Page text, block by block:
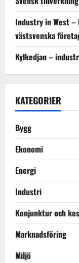
Industry in West
västsvenska
Kylkedjan –
KATEGORIER
Bygg
Ekonomi
Energi
Industri
Konjunktur och
Marknadsföring
Miljö